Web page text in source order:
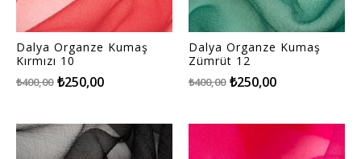
Dalya Organze Kumaş
Kırmızı 10
₺250,00
₺400,00
Dalya Organze Kumaş
Zümrüt 12
₺250,00
₺400,00